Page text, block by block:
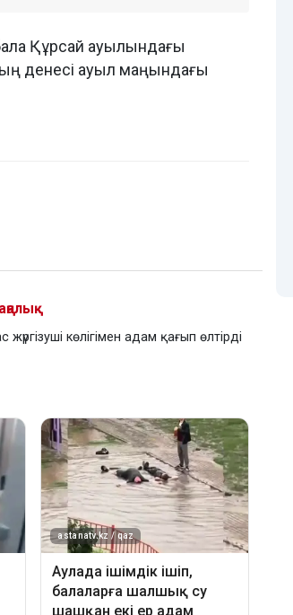
бала Құрсай ауылындағы
денесі ауыл маңындағы
көлігімен адам қағып өлтірді